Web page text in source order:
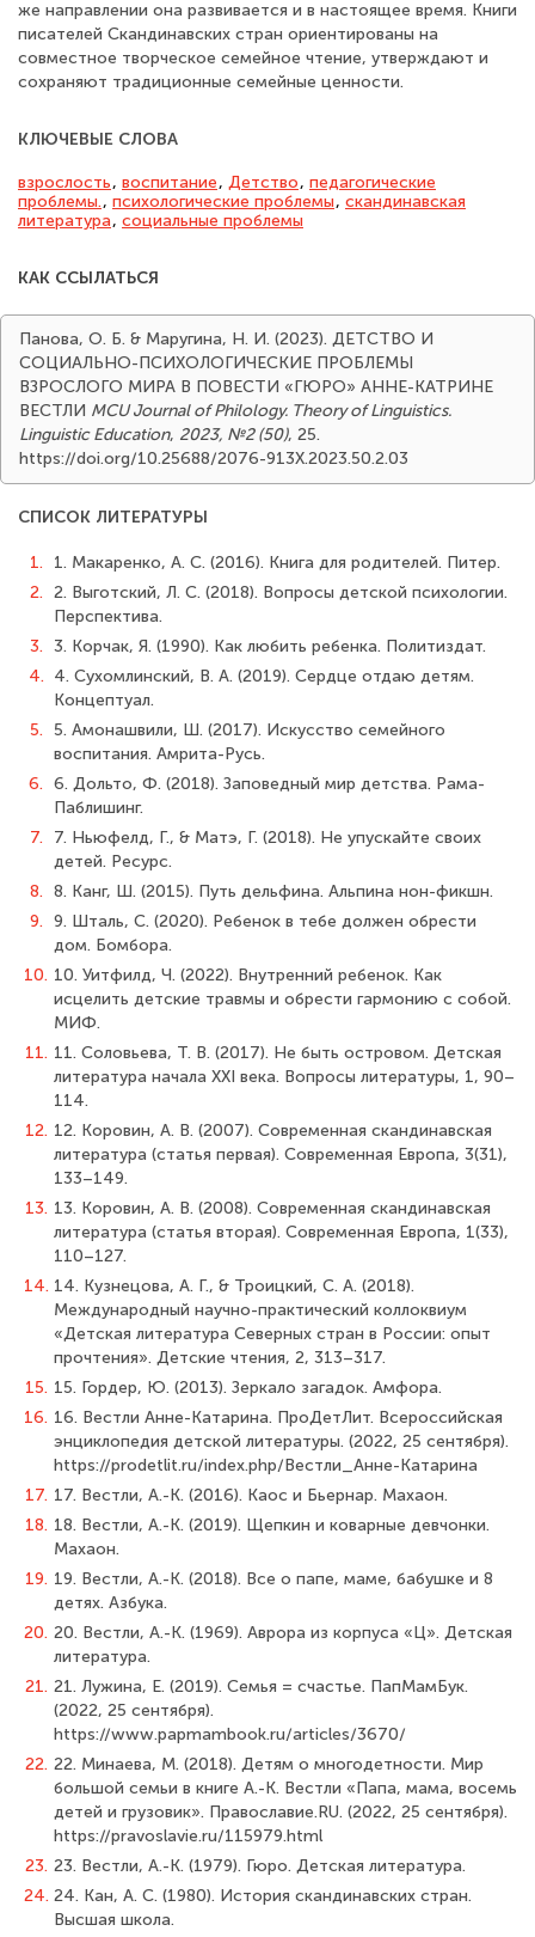
же направлении она развивается и в настоящее время. Книги
писателей Скандинавских стран ориентированы на
совместное творческое семейное чтение, утверждают и
сохраняют традиционные семейные ценности.
КЛЮЧЕВЫЕ СЛОВА
взрослость, воспитание, Детство, педагогические
проблемы., психологические проблемы, скандинавская
литература, социальные проблемы
КАК ССЫЛАТЬСЯ
Панова, О. Б. & Маругина, Н. И. (2023). ДЕТСТВО И
СОЦИАЛЬНО-ПСИХОЛОГИЧЕСКИЕ ПРОБЛЕМЫ
ВЗРОСЛОГО МИРА В ПОВЕСТИ «ГЮРО» АННЕ-КАТРИНЕ
ВЕСТЛИ MCU Journal of Philology. Theory of Linguistics.
Linguistic Education, 2023, №2 (50), 25.
https://doi.org/10.25688/2076-913X.2023.50.2.03
СПИСОК ЛИТЕРАТУРЫ
1.
1. Макаренко, А. С. (2016). Книга для родителей. Питер.
2. 2. Выготский, Л. С. (2018). Вопросы детской психологии.
Перспектива.
3. 3. Корчак, Я. (1990). Как любить ребенка. Политиздат.
4. 4. Сухомлинский, В. А. (2019). Сердце отдаю детям.
Концептуал.
5. 5. Амонашвили, Ш. (2017). Искусство семейного
воспитания. Амрита-Русь.
6. 6. Дольто, Ф. (2018). Заповедный мир детства. Рама-
Паблишинг.
7.
7. Ньюфелд, Г., & Матэ, Г. (2018). Не упускайте своих
детей. Ресурс.
8. 8. Канг, Ш. (2015). Путь дельфина. Альпина нон-фикшн.
9. 9. Шталь, С. (2020). Ребенок в тебе должен обрести
дом. Бомбора.
10. 10. Уитфилд, Ч. (2022). Внутренний ребенок. Как
исцелить детские травмы и обрести гармонию с собой.
МИФ.
11. 11. Соловьева, Т. В. (2017). Не быть островом. Детская
литература начала XXI века. Вопросы литературы, 1, 90–
114.
12. 12. Коровин, А. В. (2007). Современная скандинавская
литература (статья первая). Современная Европа, 3(31),
133–149.
13. 13. Коровин, А. В. (2008). Современная скандинавская
литература (статья вторая). Современная Европа, 1(33),
110–127.
14. 14. Кузнецова, А. Г., & Троицкий, С. А. (2018).
Международный научно-практический коллоквиум
«Детская литература Северных стран в России: опыт
прочтения». Детские чтения, 2, 313–317.
15. 15. Гордер, Ю. (2013). Зеркало загадок. Амфора.
16. 16. Вестли Анне-Катарина. ПроДетЛит. Всероссийская
энциклопедия детской литературы. (2022, 25 сентября).
https://prodetlit.ru/index.php/Вестли_Анне-Катарина
17. 17. Вестли, А.-К. (2016). Каос и Бьернар. Махаон.
18. 18. Вестли, А.-К. (2019). Щепкин и коварные девчонки.
Махаон.
19. 19. Вестли, А.-К. (2018). Все о папе, маме, бабушке и 8
детях. Азбука.
20. 20. Вестли, А.-К. (1969). Аврора из корпуса «Ц». Детская
литература.
21. 21. Лужина, Е. (2019). Семья = счастье. ПапМамБук.
(2022, 25 сентября).
https://www.papmambook.ru/articles/3670/
22. 22. Минаева, М. (2018). Детям о многодетности. Мир
большой семьи в книге А.-К. Вестли «Папа, мама, восемь
детей и грузовик». Православие.RU. (2022, 25 сентября).
https://pravoslavie.ru/115979.html
23. 23. Вестли, А.-К. (1979). Гюро. Детская литература.
24. 24. Кан, А. С. (1980). История скандинавских стран.
Высшая школа.